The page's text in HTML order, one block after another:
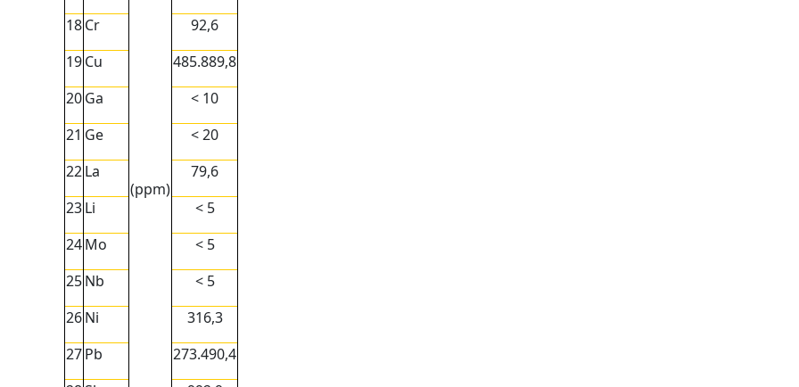
(ppm)
18Cr
92,6
19Cu
485.889,8
20Ga
< 10
21 Ge
< 20
22La
79,6
23Li
< 5
24Mo
< 5
25Nb
< 5
26Ni
316,3
27Pb
273.490,4